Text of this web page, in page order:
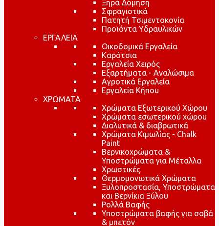
Ξηρά Δόμηση
Σφραγιστικά
Πατητή Τσιμεντοκονία
Προϊόντα Υδραυλικών
ΕΡΓΑΛΕΙΑ
Οικοδομικά Εργαλεία
Καρότσια
Εργαλεία Χειρός
Εξαρτήματα - Αναλώσιμα
Αγροτικά Εργαλεία
Εργαλεία Κήπου
ΧΡΩΜΑΤΑ
Χρώματα Εξωτερικού Χώρου
Χρώματα εσωτερικού χώρου
Διαλυτικά & διαβρωτικά
Χρώματα Κιμωλίας - Chalk
Paint
Βερνικοχρώματα &
Υποστρώματα για Μέταλλα
Χρωστικές
Θερμομονωτικά Χρώματα
Ξυλοπροστασία, Υποστρώματα
και Βερνίκια Ξύλου
Ρολλά Βαφής
Υποστρώματα βαφής για σοβά
& μπετόν